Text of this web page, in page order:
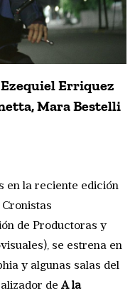
Erriquez
Mara Bestelli
en la reciente edición
Cronistas
de Productoras y
se estrena en
y algunas salas del
de A la